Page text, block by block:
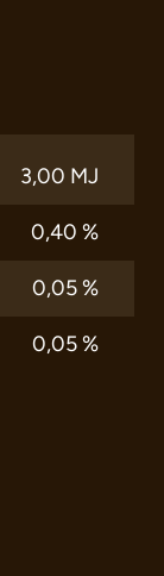
3,00 MJ
0,40 %
0,05 %
0,05 %